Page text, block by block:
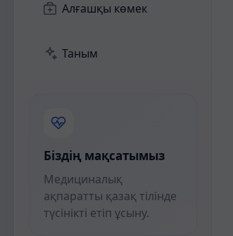
Алғашқы көмек
Таным
Біздің мақсатымыз
Медициналық
ақпаратты қазақ тілінде
түсінікті етіп ұсыну.